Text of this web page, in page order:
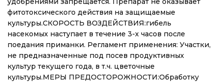
фитотоксического действия на защищаемые
культуры.СКОРОСТЬ ВОЗДЕЙСТВИЯ:гибель
насекомых наступает в течение 3-х часов после
поедания приманки. Регламент применения: Участки,
не предназначенные под посев продуктивных
культур текущего года, в т.ч. цветочные
культуры.МЕРЫ ПРЕДОСТОРОЖНОСТИ:Обработку